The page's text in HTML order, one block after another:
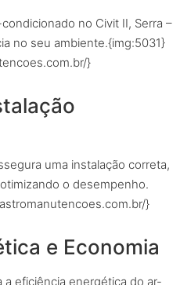
no Civit II, Serra –
no seu ambiente.{img:5031}
}
uma instalação correta,
o desempenho.
}
e Economia
a eficiência energética do ar-